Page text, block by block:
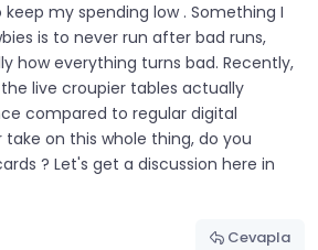
my spending low . Something I
is to never run after bad runs,
how everything turns bad. Recently,
live croupier tables actually
compared to regular digital
take on this whole thing, do you
? Let's get a discussion here in
Cevapla